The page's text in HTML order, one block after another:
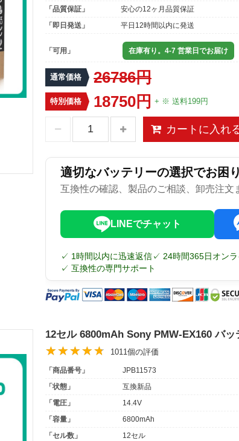
「品質保証」
安心の12ヶ月品質保証
「即日発送」
平日12時間以内に発送
「可用」 在庫有り。4-7 営業日でお届け
通常価格 26786円
特別価格 18750円 + ※ 送料199円
カートに入れ
適切なバッテリーの選択でお困
互換性の確認、製品のご相談、卸売注文
LINEでチャット
✓ 1時間以内に迅速返信✓ 24時間365日オンラ
✓ 互換性の専門サポート
12セル 6800mAh Sony PMW-EX160 バッ
1011個の評価
「商品番号」
JPB11573
「状態」
互換新品
「電圧」
14.4V
「容量」
6800mAh
「セル数」
12セル